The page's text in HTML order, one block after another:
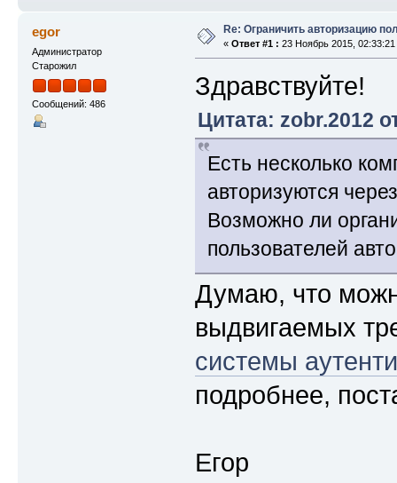
egor
Администратор
Старожил
Сообщений: 486
Re: Ограничить авторизацию
« Ответ #1 : 23 Ноябрь 2015, 02:33:21
Здравствуйте!
Цитата: zobr.2012
Есть несколько
авторизуются
Возможно ли
пользователей
Думаю, что
выдвигаемых
системы
подробнее,
Егор